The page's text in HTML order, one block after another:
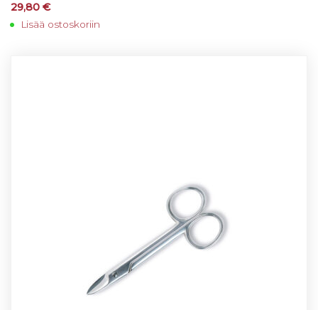
29,80 €
Lisää ostoskoriin